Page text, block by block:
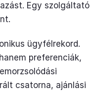
Egy szolgáltató
ügyfélrekord.
preferenciák,
csatorna, ajánlási